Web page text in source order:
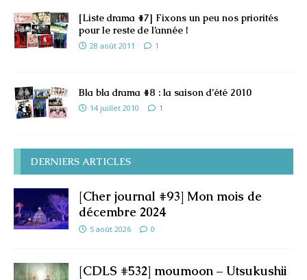
[Liste drama #7] Fixons un peu nos priorités
pour le reste de l’année !
28 août 2011 1
Bla bla drama #8 : la saison d’été 2010
14 juillet 2010 1
DERNIERS ARTICLES
[Cher journal #93] Mon mois de
décembre 2024
5 août 2026 0
[CDLS #532] moumoon – Utsukushii